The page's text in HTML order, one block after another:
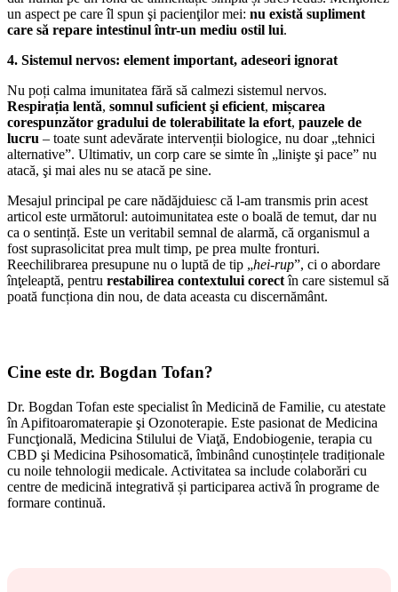
un aspect pe care îl spun şi pacienţilor mei: nu există supliment
care să repare intestinul într-un mediu ostil lui.
4. Sistemul nervos: element important, adeseori ignorat
Nu poți calma imunitatea fără să calmezi sistemul nervos.
Respirația lentă, somnul suficient şi eficient, mișcarea
corespunzător gradului de tolerabilitate la efort, pauzele de
lucru – toate sunt adevărate intervenții biologice, nu doar „tehnici
alternative”. Ultimativ, un corp care se simte în „linişte şi pace” nu
atacă, şi mai ales nu se atacă pe sine.
Mesajul principal pe care nădăjduiesc că l-am transmis prin acest
articol este următorul: autoimunitatea este o boală de temut, dar nu
ca o sentință. Este un veritabil semnal de alarmă, că organismul a
fost suprasolicitat prea mult timp, pe prea multe fronturi.
Reechilibrarea presupune nu o luptă de tip „hei-rup”, ci o abordare
înţeleaptă, pentru restabilirea contextului corectîn care sistemul să
poată funcționa din nou, de data aceasta cu discernământ.
Cine este dr. Bogdan Tofan?
Dr. Bogdan Tofan este specialist în Medicină de Familie, cu atestate
în Apifitoaromaterapie şi Ozonoterapie. Este pasionat de Medicina
Funcţională, Medicina Stilului de Viaţă, Endobiogenie, terapia cu
CBD şi Medicina Psihosomatică, îmbinând cunoștințele tradiționale
cu noile tehnologii medicale. Activitatea sa include colaborări cu
centre de medicină integrativă și participarea activă în programe de
formare continuă.